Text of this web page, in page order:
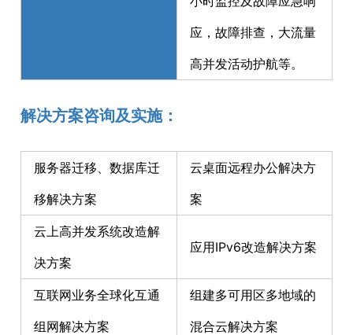
应，故障排查，大流量
高并发活动护航等。
解决方案咨询及实施：
服务器迁移、数据库迁
移解决方案
云桌面远程办公解决方
案
云上高并发系统改造解
决方案
应用IPv6改造解决方案
互联网业务全球化互通
组网解决方案
组建多可用区多地域的
混合云解决方案